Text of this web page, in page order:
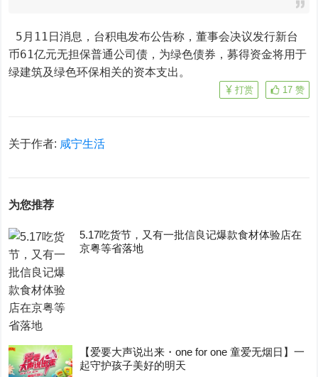
币61亿元无担保普通公司债，为绿色债券，募得资金将用于
绿建筑及绿色环保相关的资本支出。
17 赞
打赏
关于作者: 咸宁生活
为您推荐
5.17吃货节，又有一批信良记爆款食材体验店在
京粤等省落地
【爱要大声说出来・one for one 童爱无烟日】一
起守护孩子美好的明天